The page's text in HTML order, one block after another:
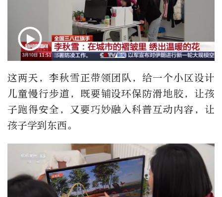
这两天，李秋雪正带领团队，给一个小区设计
儿童慢行步道，既要铺设环保防滑地胶，让孩
子跑得安全，又要巧妙融入科普互动内容，让
孩子学到东西。